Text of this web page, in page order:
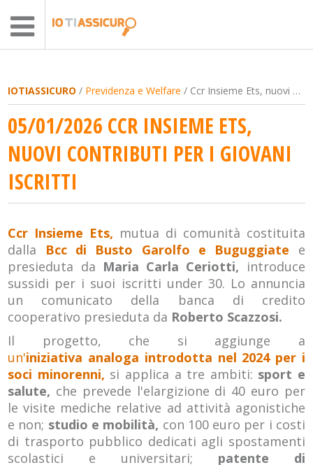
IOTIASSICURO / Previdenza e Welfare / Ccr Insieme Ets, nuovi contributi per i giovani iscritti
05/01/2026 CCR INSIEME ETS,
NUOVI CONTRIBUTI PER I GIOVANI
ISCRITTI
Ccr Insieme Ets, mutua di comunità costituita
dalla
Bcc di Busto Garolfo e Buguggiate e
presieduta da Maria Carla Ceriotti, introduce
sussidi per i suoi iscritti under 30. Lo annuncia
un comunicato della banca di credito
cooperativo presieduta da Roberto Scazzosi.
Il progetto, che si aggiunge a
un'iniziativa analoga introdotta nel 2024 per i
soci minorenni, si applica a tre ambiti: sport e
salute, che prevede l'elargizione di 40 euro per
le visite mediche relative ad attività agonistiche
e non; studio e mobilità, con 100 euro per i costi
di trasporto pubblico dedicati agli spostamenti
scolastici e universitari; patente di